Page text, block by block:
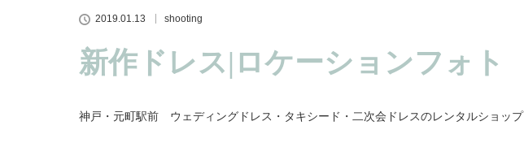
2019.01.13 shooting
新作ドレス|ロケーションフォト
神戸・元町駅前 ウェディングドレス・タキシード・二次会ドレスのレンタルショップ